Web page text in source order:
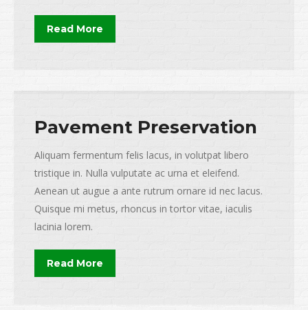
Read More
Pavement Preservation
Aliquam fermentum felis lacus, in volutpat libero
tristique in. Nulla vulputate ac urna et eleifend.
Aenean ut augue a ante rutrum ornare id nec lacus.
Quisque mi metus, rhoncus in tortor vitae, iaculis
lacinia lorem.
Read More